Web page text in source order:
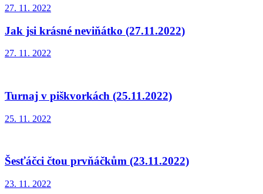
27. 11. 2022
Jak jsi krásné neviňátko (27.11.2022)
27. 11. 2022
Turnaj v piškvorkách (25.11.2022)
25. 11. 2022
Šesťáčci čtou prvňáčkům (23.11.2022)
23. 11. 2022